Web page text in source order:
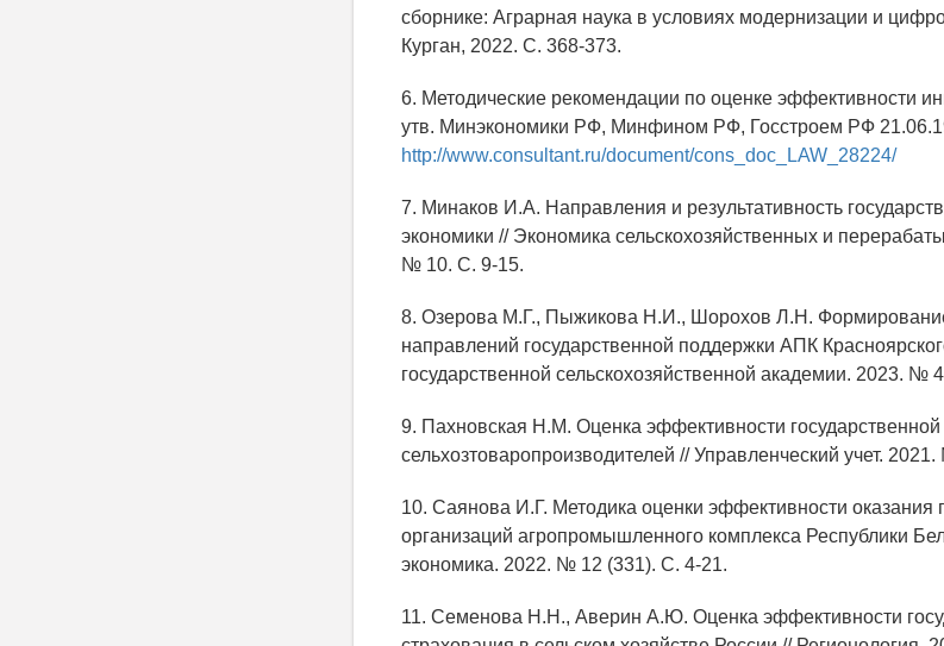
сборнике: Аграрная наука в условиях модернизации и
Курган, 2022. С. 368-373.
6. Методические рекомендации по оценке эффективности
утв. Минэкономики РФ, Минфином РФ, Госстроем РФ
http://www.consultant.ru/document/cons_doc_LAW_28224/
7. Минаков И.А. Направления и результативность
экономики // Экономика сельскохозяйственных и
№ 10. С. 9-15.
8. Озерова М.Г., Пыжикова Н.И., Шорохов Л.Н.
направлений государственной поддержки АПК
государственной сельскохозяйственной академии. 2023. №
9. Пахновская Н.М. Оценка эффективности
сельхозтоваропроизводителей // Управленческий учет.
10. Саянова И.Г. Методика оценки эффективности оказания
организаций агропромышленного комплекса Республики
экономика. 2022. № 12 (331). С. 4-21.
11. Семенова Н.Н., Аверин А.Ю. Оценка эффективности